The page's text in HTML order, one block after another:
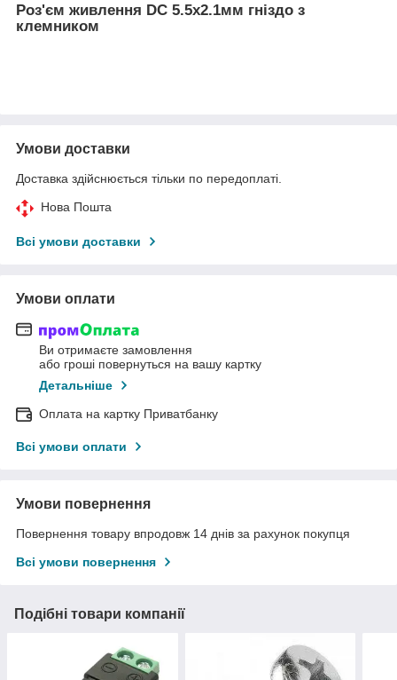
Роз'єм живлення DC 5.5х2.1мм гніздо з
клемником
Умови доставки
Доставка здійснюється тільки по передоплаті.
Нова Пошта
Всі умови доставки
Умови оплати
Ви отримаєте замовлення
або гроші повернуться на вашу картку
Детальніше
Оплата на картку Приватбанку
Всі умови оплати
Умови повернення
Повернення товару впродовж 14 днів за рахунок покупця
Всі умови повернення
Подібні товари компанії